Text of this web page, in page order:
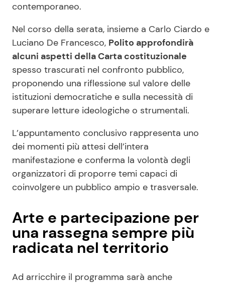
contemporaneo.
Nel corso della serata, insieme a Carlo Ciardo e
Luciano De Francesco, Polito approfondirà
alcuni aspetti della Carta costituzionale
spesso trascurati nel confronto pubblico,
proponendo una riflessione sul valore delle
istituzioni democratiche e sulla necessità di
superare letture ideologiche o strumentali.
L’appuntamento conclusivo rappresenta uno
dei momenti più attesi dell’intera
manifestazione e conferma la volontà degli
organizzatori di proporre temi capaci di
coinvolgere un pubblico ampio e trasversale.
Arte e partecipazione per
una rassegna sempre più
radicata nel territorio
Ad arricchire il programma sarà anche